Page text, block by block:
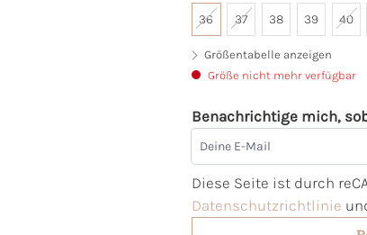
36 37 38 39 40
Größentabelle anzeigen
Größe nicht mehr verfügbar
Benachrichtige mich,
Deine E-Mail
Diese Seite ist durch
Datenschutzrichtlinie